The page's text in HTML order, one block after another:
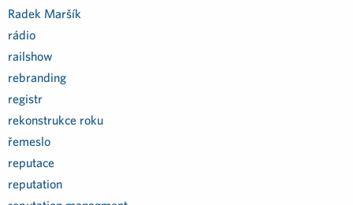
Radek Maršík
rádio
railshow
rebranding
registr
rekonstrukce roku
řemeslo
reputace
reputation